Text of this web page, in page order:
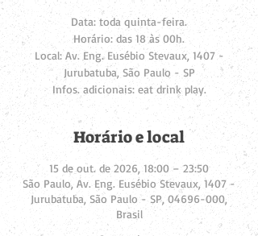
Data: toda quinta-feira.
Horário: das 18 às 00h.
Local: Av. Eng. Eusébio Stevaux, 1407 -
Jurubatuba, São Paulo - SP
Infos. adicionais: eat drink play.
Horário e local
15 de out. de 2026, 18:00 – 23:50
São Paulo, Av. Eng. Eusébio Stevaux, 1407 -
Jurubatuba, São Paulo - SP, 04696-000,
Brasil